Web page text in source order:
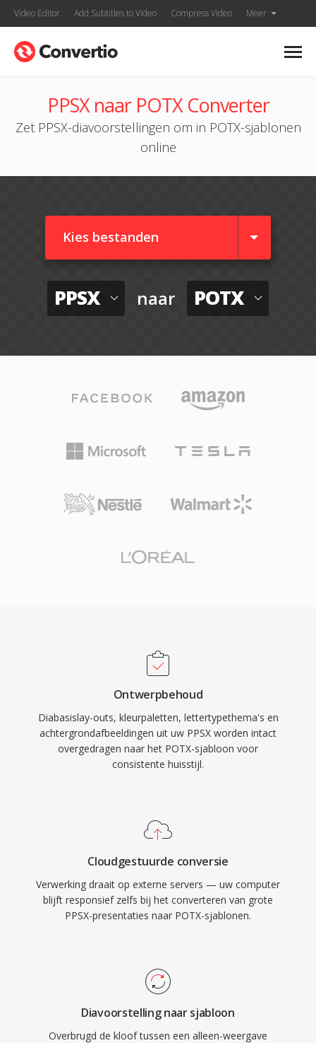
Video Editor Add Subtitles to Video Compress Video Meer
PPSX naar POTX Converter
Zet PPSX-diavoorstellingen om in POTX-sjablonen
online
Kies bestanden
PPSX naar POTX
Ontwerpbehoud
Diabasislay-outs, kleurpaletten, lettertypethema's en
achtergrondafbeeldingen uit uw PPSX worden intact
overgedragen naar het POTX-sjabloon voor
consistente huisstijl.
Cloudgestuurde conversie
Verwerking draait op externe servers — uw computer
blijft responsief zelfs bij het converteren van grote
PPSX-presentaties naar POTX-sjablonen.
Diavoorstelling naar sjabloon
Overbrugd de kloof tussen een alleen-weergave